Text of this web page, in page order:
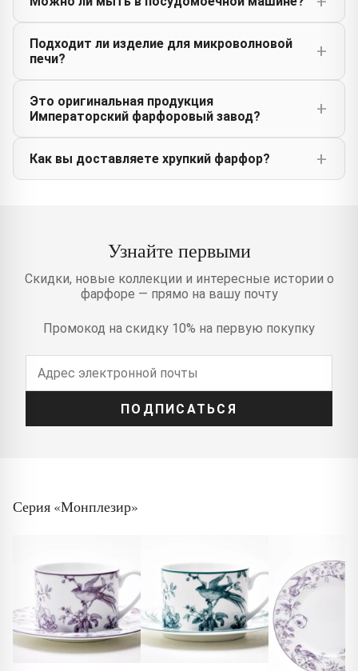
Подходит ли изделие для микроволновой
печи?
Это оригинальная продукция
Императорский фарфоровый завод?
Как вы доставляете хрупкий фарфор?
Узнайте первыми
Скидки, новые коллекции и интересные истории о
фарфоре — прямо на вашу почту
Промокод на скидку 10% на первую покупку
ПОДПИСАТЬСЯ
Серия «Монплезир»